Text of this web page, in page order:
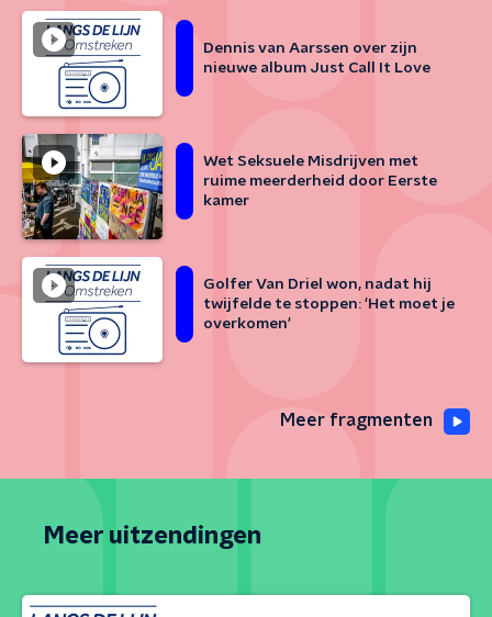
Dennis van Aarssen over zijn
nieuwe album Just Call It Love
Wet Seksuele Misdrijven met
ruime meerderheid door Eerste
kamer
Golfer Van Driel won, nadat hij
twijfelde te stoppen: 'Het moet je
overkomen'
Meer fragmenten
Meer uitzendingen